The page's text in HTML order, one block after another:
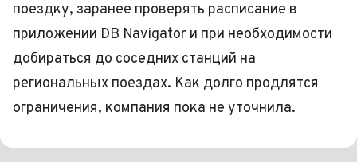
поездку, заранее проверять расписание в
приложении DB Navigator и при необходимости
добираться до соседних станций на
региональных поездах. Как долго продлятся
ограничения, компания пока не уточнила.